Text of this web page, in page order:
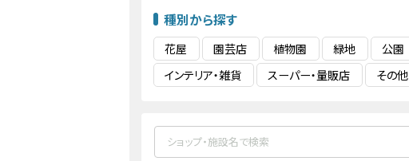
種別から探す
花屋 園芸店 植物園 緑地 公園
インテリア・雑貨
スーパー・量販店 その他